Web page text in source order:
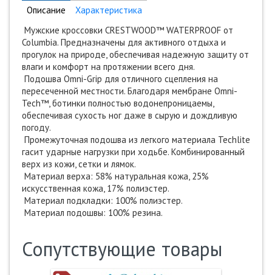
Описание
Характеристика
Мужские кроссовки CRESTWOOD™ WATERPROOF от
Columbia. Предназначены для активного отдыха и
прогулок на природе, обеспечивая надежную защиту от
влаги и комфорт на протяжении всего дня.
Подошва Omni-Grip для отличного сцепления на
пересеченной местности. Благодаря мембране Omni-
Tech™, ботинки полностью водонепроницаемы,
обеспечивая сухость ног даже в сырую и дождливую
погоду.
Промежуточная подошва из легкого материала Techlite
гасит ударные нагрузки при ходьбе. Комбинированный
верх из кожи, сетки и лямок.
Материал верха: 58% натуральная кожа, 25%
искусственная кожа, 17% полиэстер.
Материал подкладки: 100% полиэстер.
Материал подошвы: 100% резина.
Сопутствующие товары